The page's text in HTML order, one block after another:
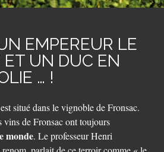
EMPEREUR LE
ET UN DUC EN
… !
situé dans le vignoble de Fronsac.
vins de Fronsac ont toujours
monde. Le professeur Henri